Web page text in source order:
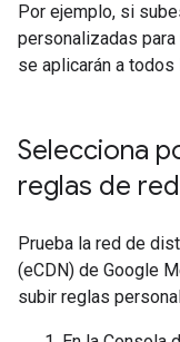
Por ejemplo, si
personalizadas
se aplicarán a
Selecciona
reglas de red
Prueba la red de
(eCDN) de Google
subir reglas